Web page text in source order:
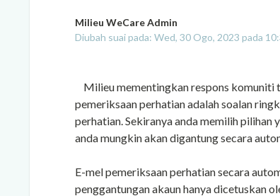
Milieu WeCare Admin
Diubah suai pada: Wed, 30 Ogo, 2023 pada
Milieu mementingkan respons komuniti
pemeriksaan perhatian adalah soalan
perhatian. Sekiranya anda memilih pilihan
anda mungkin akan digantung secara
E-mel pemeriksaan perhatian secara
penggantungan akaun hanya dicetuskan